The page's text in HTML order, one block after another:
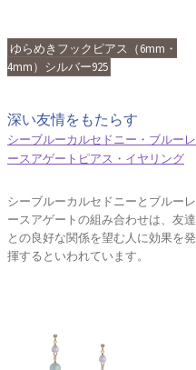
ゆらめきフックピアス（6mm・
4mm）シルバー925
深い友情をもたらす
シーブルーカルセドニー・ブルーレ
ースアゲートピアス・イヤリング
シーブルーカルセドニーとブルーレ
ースアゲートの組み合わせは、友達
との良好な関係を望む人に効果を発
揮するといわれています。